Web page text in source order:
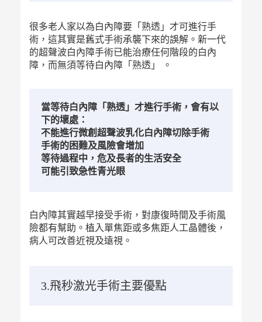
很多老人家以為白內障要「熟透」才可進行手
術，這其實是舊式手術承襲下來的誤解。新一代
的超聲波白內障手術已能治療任何階段的白內
障，而無須等待白內障「熟透」 。
當等待白內障「熟透」才進行手術，會有以
下的壞處：
不能進行微創超聲波乳化白內障切除手術
手術的困難及風險會增加
等待過程中，危及長者的生活安全
可能引致急性青光眼
白內障其實越早接受手術，對康復時間及手術風
險都有幫助。植入單焦距或多焦距人工晶體後，
病人可改善近視及遠視。
3.飛秒激光手術主要優點